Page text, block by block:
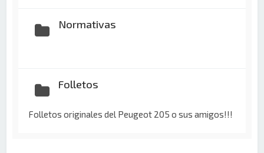
Normativas
Folletos
Folletos originales del Peugeot 205 o sus amigos!!!